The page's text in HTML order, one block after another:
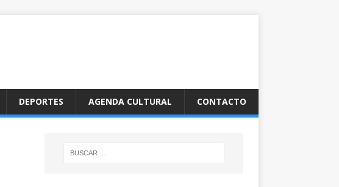
DEPORTES AGENDA CULTURAL CONTACTO